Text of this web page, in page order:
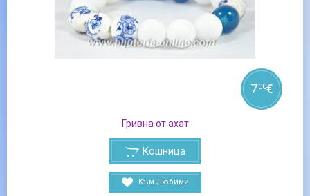
Гривна от ахат
700€
Кошница
Към Любими